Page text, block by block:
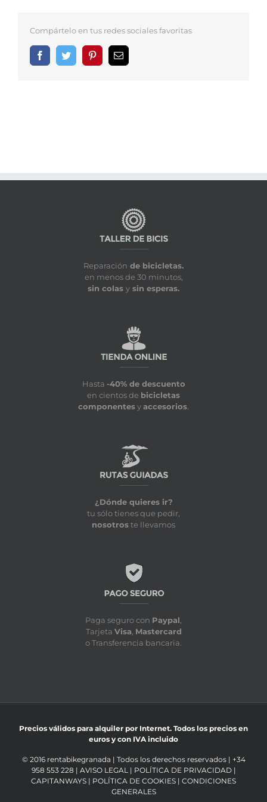
Compártelo en tus redes sociales favoritas
FacebookTwitter PinterestCorreo
electrónico
Reparación de bicicletas.
en menos de 30 minutos,
sin colas y sin esperas.
Hasta -40% de descuento
en cientos de bicicletas
componentesyaccesorios
¿Dónde quieres ir?
tu sólo tienes que pedir,
nosotroste llevamos
Paga seguro con Paypal
Tarjeta Visa Mastercard
o Transferencia bancaria.
Precios válidos para alquiler por Internet. Todos los precios en
euros y con IVA incluido
© 2016 rentabikegranada | Todos los derechos reservados | +34
958 553 228 | AVISO LEGAL | POLÍTICA DE PRIVACIDAD|
CAPITANWAYS | POLÍTICA DE COOKIES | CONDICIONES
GENERALES